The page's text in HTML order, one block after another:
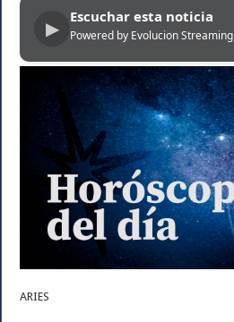
▶
Escuchar esta noticia
Powered by Evolucion Streaming
ARIES